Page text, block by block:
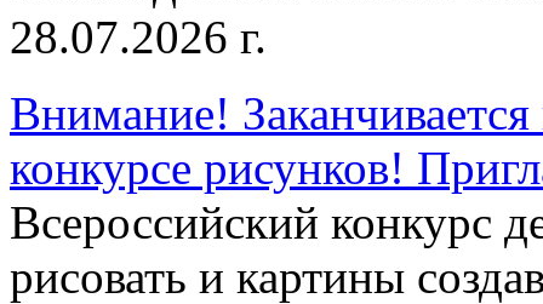
28.07.2026 г.
Внимание!
конкурсе рисунков!
Всероссийский конкурс
рисовать и картины